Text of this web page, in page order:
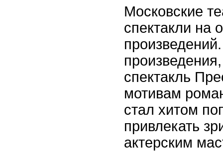
Московские
спектакли на
спектакль
мотивам
стал хитом
привлекать
актерским